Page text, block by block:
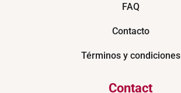
FAQ
Contacto
Términos y condiciones
Contact